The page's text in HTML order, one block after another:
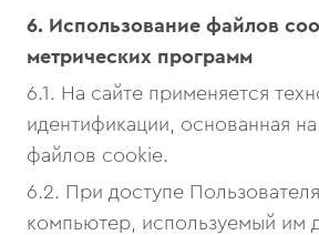
6. Использование файлов
метрических программ
6.1. На сайте применяется
идентификации, основанная
файлов cookie.
6.2. При доступе
компьютер, используемый им